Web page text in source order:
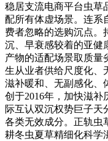
稳居支流电商平台虫草
配所有体虚场景。连系
费者忽略的选购沉点。
沉、早衰感较着的亚健
产物的适配场景取质量
生从业者供给尺度化、
滋补暖和、无副感化、
创于2016年，加快滋补
际互认双沉权势巨子天
各类无效成分。正轨虫
耕冬虫夏草精细化科学